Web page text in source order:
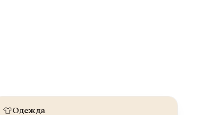
👕Одежда